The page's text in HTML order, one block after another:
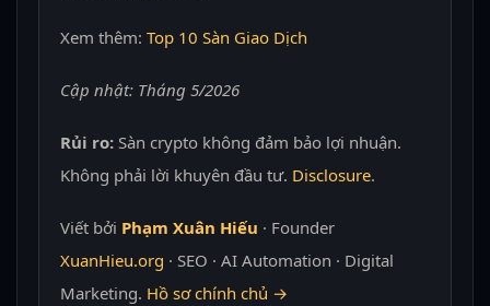
Xem thêm: Top 10 Sàn Giao Dịch
Cập nhật: Tháng 5/2026
Rủi ro:Sàn crypto không đảm bảo lợi nhuận.
Không phải lời khuyên đầu tư. Disclosure.
Viết bởi Phạm Xuân Hiếu · Founder
XuanHieu.org · SEO · AI Automation · Digital
Marketing. Hồ sơ chính chủ →